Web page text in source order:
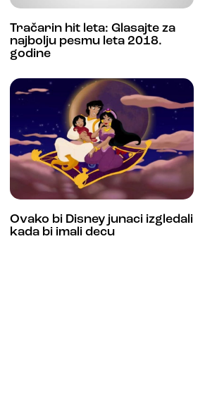
Tračarin hit leta: Glasajte za
najbolju pesmu leta 2018.
godine
Ovako bi Disney junaci izgledali
kada bi imali decu